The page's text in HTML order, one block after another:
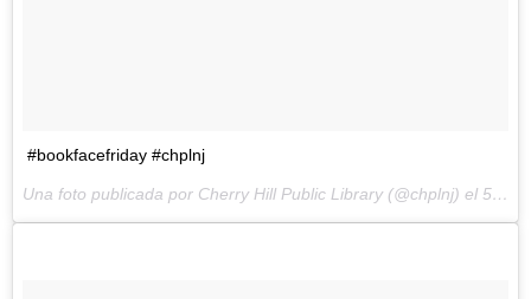
#bookfacefriday #chplnj
Una foto publicada por Cherry Hill Public Library (@chplnj) el 5 de Jun de 2015 a la(s) 4:32 PDT